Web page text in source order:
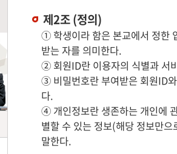
제2조 (정의)
① 학생이라 함은 본교에서 정한
받는 자를 의미한다.
② 회원ID란 이용자의 식별과 서
③ 비밀번호란 부여받은 회원ID
다.
④ 개인정보란 생존하는 개인에
별할 수 있는 정보(해당 정보만으
말한다.